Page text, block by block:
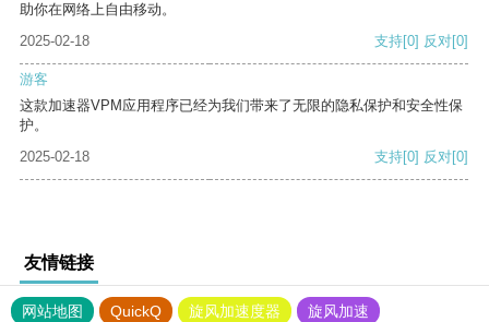
助你在网络上自由移动。
2025-02-18
支持[0] 反对[0]
游客
这款加速器VPM应用程序已经为我们带来了无限的隐私保护和安全性保
护。
2025-02-18
支持[0] 反对[0]
友情链接
网站地图 QuickQ 旋风加速度器
旋风加速